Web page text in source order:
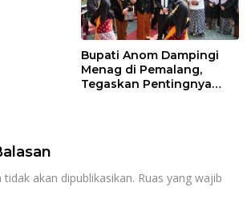
Bupati Anom Dampingi
Menag di Pemalang,
Tegaskan Pentingnya
akan dipublikasikan. Ruas yang wajib